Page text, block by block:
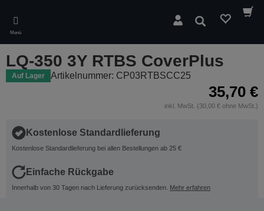
main
content
Menü
Suchen
LQ-350 3Y RTBS CoverPlus
Auf Lager Artikelnummer: CP03RTBSCC25
35,70 €
inkl. MwSt. (30,00 € ohne MwSt.)
Kostenlose Standardlieferung
Kostenlose Standardlieferung bei allen Bestellungen ab 25 €
Einfache Rückgabe
Innerhalb von 30 Tagen nach Lieferung zurücksenden. Mehr erfahren